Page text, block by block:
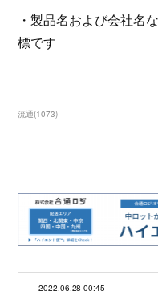
・製品名および会社名
標です
流通(1073)
2022.06.28 00:45